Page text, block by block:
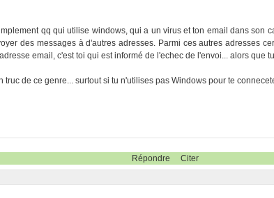
qq qui utilise windows, qui a un virus et ton email dans son
des messages à d'autres adresses. Parmi ces autres adresses
email, c'est toi qui est informé de l'echec de l'envoi... alors que
truc de ce genre... surtout si tu n'utilises pas Windows pour te
Répondre Citer